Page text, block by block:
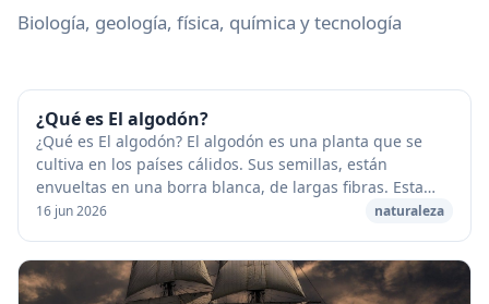
Biología, geología, física, química y tecnología
¿Qué es El algodón?
¿Qué es El algodón? El algodón es una planta que se
cultiva en los países cálidos. Sus semillas, están
envueltas en una borra blanca, de largas fibras. Esta
borra vegetal es el algodón. El algodón es ...
16 jun 2026 naturaleza